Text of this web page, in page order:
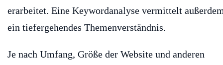
erarbeitet. Eine Keywordanalyse vermittelt
ein tiefergehendes Themenverständnis.
Je nach Umfang, Größe der Website und anderen